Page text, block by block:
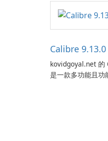
Calibre 9.13.0
kovidgoyal.net 的
是一款多功能且功